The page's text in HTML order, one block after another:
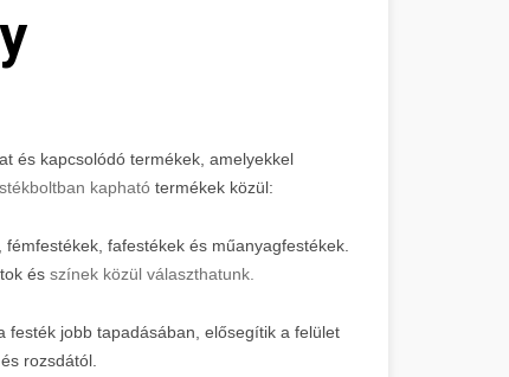
és kapcsolódó termékek, amelyekkel
kapható termékek közül:
fafestékek és műanyagfestékek.
és színek közül választhatunk.
festék jobb tapadásában, elősegítik a felület
rozsdától.